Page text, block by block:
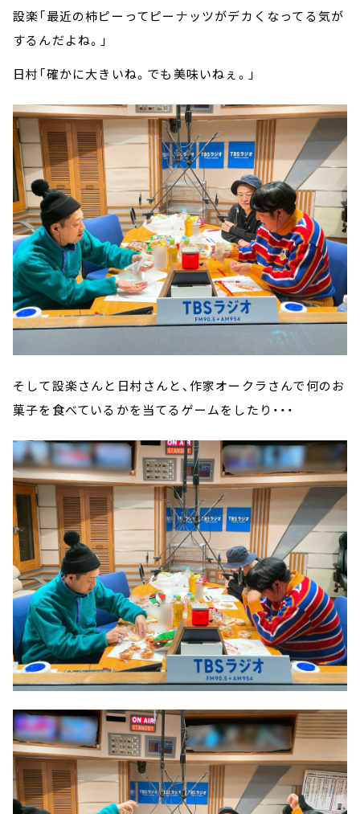
設楽「最近の柿ピーってピーナッツがデカくなってる気が
するんだよね。」
日村「確かに大きいね。でも美味いねぇ。」
そして設楽さんと日村さんと、作家オークラさんで何のお
菓子を食べているかを当てるゲームをしたり・・・